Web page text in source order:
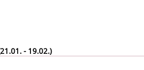
- 19.02.)